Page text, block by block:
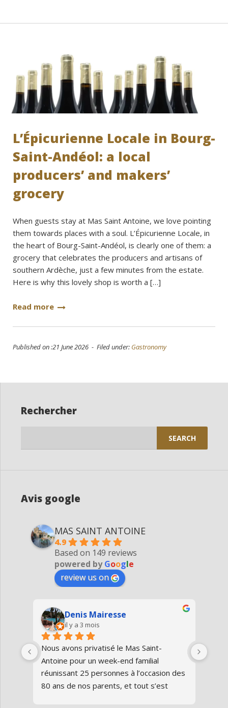
L’Épicurienne Locale in Bourg-
Saint-Andéol: a local
producers’ and makers’
grocery
When guests stay at Mas Saint Antoine, we love pointing
them towards places with a soul. L’Épicurienne Locale, in
the heart of Bourg-Saint-Andéol, is clearly one of them: a
grocery that celebrates the producers and artisans of
southern Ardèche, just a few minutes from the estate.
Here is why this lovely shop is worth a […]
Read more
Published on :21 June 2026 - Filed under: Gastronomy
Rechercher
Avis google
MAS SAINT ANTOINE
4.9
Based on 149 reviews
powered byGoogle
review us on
Denis Mairesse
il y a 3 mois
Nous avons privatisé le Mas Saint-
Antoine pour un week-end familial
réunissant 25 personnes à l’occasion des
80 ans de nos parents, et tout s’est